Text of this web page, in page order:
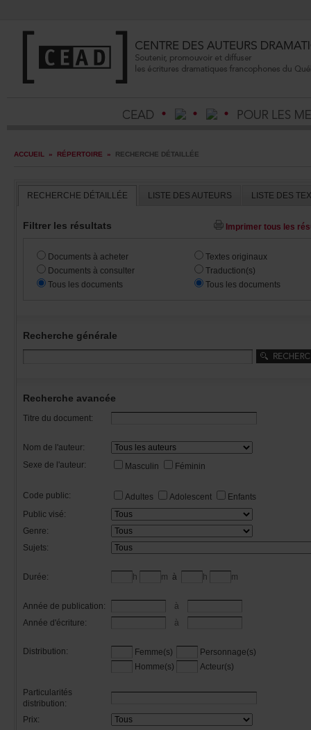
ACCUEIL » RÉPERTOIRE » RECHERCHEDÉTAILLÉE
RECHERCHEDÉTAILLÉE LISTEDESAUTEURS
Filtrerlesrésultats
Documentsàacheter
Documentsàconsulter
Touslesdocuments
Textesoriginaux
Traduction(s)
Touslesdocuments
Recherchegénérale
Rechercheavancée
Titredudocument:
Nomdel'auteur:
Sexedel'auteur:
Masculin Féminin
Codepublic: Adultes Adolescent
Enfants
Publicvisé:
Genre:
Sujets:
Durée: h m à h m
Annéedepublication:
à
Annéed'écriture:
à
Distribution: Femme(s)
Personnage(s)
Homme(s)
Acteur(s)
Particularités
distribution:
Prix: